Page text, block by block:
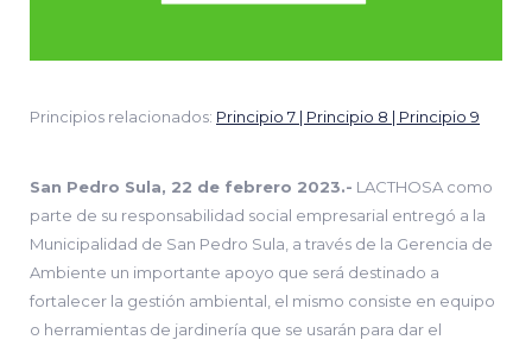
Principios relacionados: Principio 7 | Principio 8 | Principio 9
San Pedro Sula, 22 de febrero 2023.- LACTHOSA como
parte de su responsabilidad social empresarial entregó a la
Municipalidad de San Pedro Sula, a través de la Gerencia de
Ambiente un importante apoyo que será destinado a
fortalecer la gestión ambiental, el mismo consiste en equipo
o herramientas de jardinería que se usarán para dar el